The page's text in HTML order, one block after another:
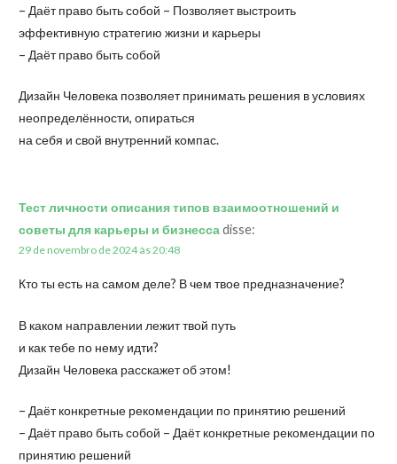
– Даёт право быть собой – Позволяет выстроить
эффективную стратегию жизни и карьеры
– Даёт право быть собой
Дизайн Человека позволяет принимать решения в условиях
неопределённости, опираться
на себя и свой внутренний компас.
Тест личности описания типов взаимоотношений и
советы для карьеры и бизнессаdisse:
29 de novembro de 2024 às 20:48
Кто ты есть на самом деле? В чем твое предназначение?
В каком направлении лежит твой путь
и как тебе по нему идти?
Дизайн Человека расскажет об этом!
– Даёт конкретные рекомендации по принятию решений
– Даёт право быть собой – Даёт конкретные рекомендации по
принятию решений